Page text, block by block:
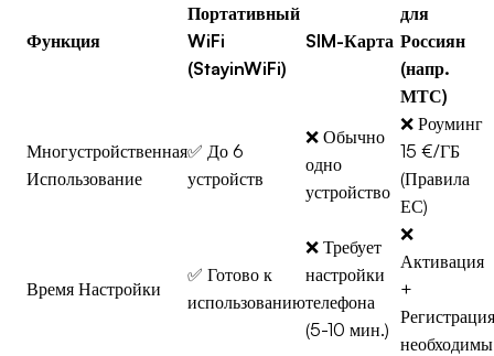
Функция
Портативный
WiFi
(StayinWiFi)
SIM-Карта
для
Россиян
(напр.
МТС)
Многустройственная
Использование
✅ До 6
устройств
❌ Обычно
одно
устройство
❌ Роуминг
15 €/ГБ
(Правила
ЕС)
Время Настройки
✅ Готово к
использованию
❌ Требует
настройки
телефона
(5-10 мин.)
❌
Активация
+
Регистрация
необходимы